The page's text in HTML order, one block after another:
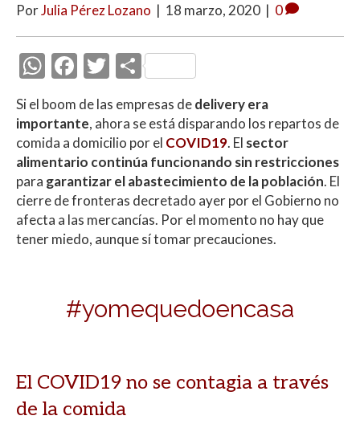
PorJulia Pérez Lozano | 18 marzo, 2020 | 0
W
at
s
A
p
p
F
ac
e
b
o
o
k
T
itt
er
C
m
p
ar
ti
r
Si el boom de las empresas dedelivery era
importante, ahora se está disparando los repartos de
comida a domicilio por el COVID19. El sector
alimentario continúa funcionando sin restricciones
para garantizar el abastecimiento de la población. El
cierre de fronteras decretado ayer por el Gobierno no
afecta a las mercancías. Por el momento no hay que
tener miedo, aunque sí tomar precauciones.
#yomequedoencasa
El COVID19 no se contagia a través
de la comida